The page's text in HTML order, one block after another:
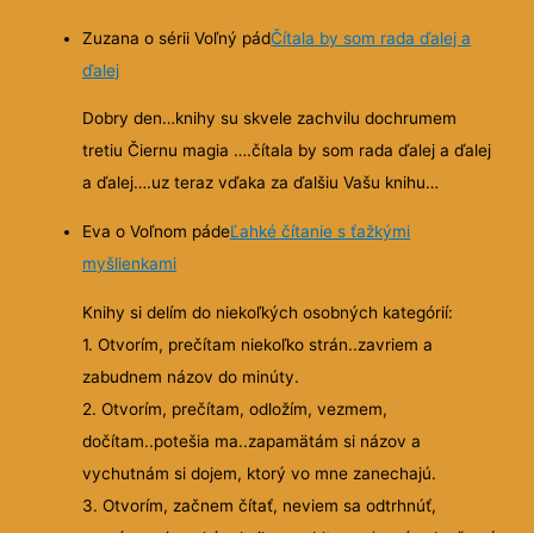
Zuzana o sérii Voľný pádČítala by som rada ďalej a
ďalej
Dobry den…knihy su skvele zachvilu dochrumem
tretiu Čiernu magia ….čítala by som rada ďalej a ďalej
a ďalej….uz teraz vďaka za ďalšiu Vašu knihu…
Eva o Voľnom pádeĽahké čítanie s ťažkými
myšlienkami
Knihy si delím do niekoľkých osobných kategórií:
1. Otvorím, prečítam niekoľko strán..zavriem a
zabudnem názov do minúty.
2. Otvorím, prečítam, odložím, vezmem,
dočítam..potešia ma..zapamätám si názov a
vychutnám si dojem, ktorý vo mne zanechajú.
3. Otvorím, začnem čítať, neviem sa odtrhnúť,